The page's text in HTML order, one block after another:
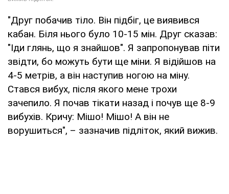
"Друг побачив тіло. Він підбіг, це виявився
кабан. Біля нього було 10-15 мін. Друг сказав:
"Іди глянь, що я знайшов". Я запропонував піти
звідти, бо можуть бути ще міни. Я відійшов на
4-5 метрів, а він наступив ногою на міну.
Стався вибух, після якого мене трохи
зачепило. Я почав тікати назад і почув ще 8-9
вибухів. Кричу: Мішо! Мішо! А він не
ворушиться", – зазначив підліток, який вижив.